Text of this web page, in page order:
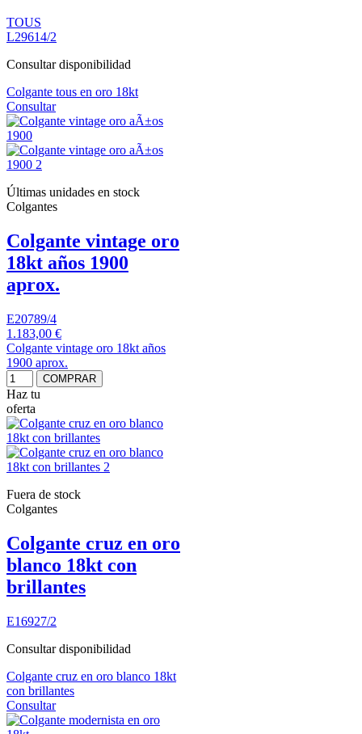
TOUS
L29614/2
Consultar disponibilidad
Colgante tous en oro 18kt
Consultar
Últimas unidades en stock
Colgantes
Colgante vintage oro
18kt años 1900
aprox.
E20789/4
1.183,00 €
Colgante vintage oro 18kt años
1900 aprox.
COMPRAR
Haz tu
oferta
Fuera de stock
Colgantes
Colgante cruz en oro
blanco 18kt con
brillantes
E16927/2
Consultar disponibilidad
Colgante cruz en oro blanco 18kt
con brillantes
Consultar